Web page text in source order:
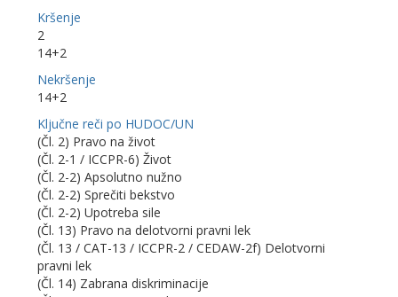
Kršenje
2
14+2
Nekršenje
14+2
Ključne reči po HUDOC/UN
(Čl. 2) Pravo na život
(Čl. 2-1 / ICCPR-6) Život
(Čl. 2-2) Apsolutno nužno
(Čl. 2-2) Sprečiti bekstvo
(Čl. 2-2) Upotreba sile
(Čl. 13) Pravo na delotvorni pravni lek
(Čl. 13 / CAT-13 / ICCPR-2 / CEDAW-2f) Delotvorni
pravni lek
(Čl. 14) Zabrana diskriminacije